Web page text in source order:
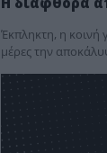
Έκπληκτη, η κοινή
μέρες την